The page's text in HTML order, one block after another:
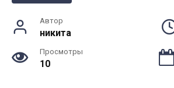
Автор
никита
Просмотры
10